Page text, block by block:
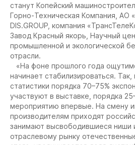
станут Копейский
Горно-Техническая Компания, АО
DIS.GROUP, компания
Завод Красный якорь, Научный
промышленной и экологической
отрасли.
«На фоне прошлого года
начинает стабилизироваться.
статистики порядка 70–75%
участвуют в выставке, порядка
мероприятию впервые. На смену
производителям приходят
занимают высвободившиеся ниши
отраслевому рынку